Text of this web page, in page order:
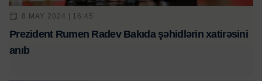
8 MAY 2024 | 16:45
Prezident Rumen Radev Bakıda şəhidlərin xatirəsini
anıb